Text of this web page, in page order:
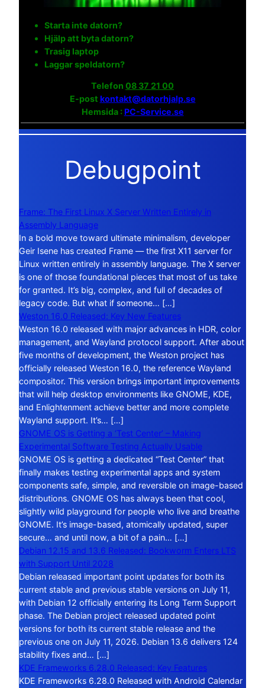
Starta inte datorn?
Hjälp att byta datorn?
Trasig laptop
Laggar speldatorn?
Telefon 08 37 21 00
E-post kontakt@datorhjalp.se
Hemsida :PC-Service.se
Debugpoint
Frame: The First Linux X Server Written Entirely in
Assembly Language
In a bold move toward ultimate minimalism, developer
Geir Isene has created Frame — the first X11 server for
Linux written entirely in assembly language. The X server
is one of those foundational pieces that most of us take
for granted. It’s big, complex, and full of decades of
legacy code. But what if someone… […]
Weston 16.0 Released: Key New Features
Weston 16.0 released with major advances in HDR, color
management, and Wayland protocol support. After about
five months of development, the Weston project has
officially released Weston 16.0, the reference Wayland
compositor. This version brings important improvements
that will help desktop environments like GNOME, KDE,
and Enlightenment achieve better and more complete
Wayland support. It’s… […]
GNOME OS is Getting a ‘Test Center’ – Making
Experimental Software Testing Actually Usable
GNOME OS is getting a dedicated “Test Center” that
finally makes testing experimental apps and system
components safe, simple, and reversible on image-based
distributions. GNOME OS has always been that cool,
slightly wild playground for people who live and breathe
GNOME. It’s image-based, atomically updated, super
secure… and until now, a bit of a pain… […]
Debian 12.15 and 13.6 Released: Bookworm Enters LTS
with Support Until 2028
Debian released important point updates for both its
current stable and previous stable versions on July 11,
with Debian 12 officially entering its Long Term Support
phase. The Debian project released updated point
versions for both its current stable release and the
previous one on July 11, 2026. Debian 13.6 delivers 124
stability fixes and… […]
KDE Frameworks 6.28.0 Released: Key Features
KDE Frameworks 6.28.0 Released with Android Calendar